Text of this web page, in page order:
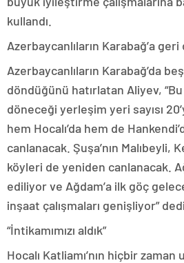
kullandı.
Azerbaycanlıların Karabağ’a
Azerbaycanlıların Karabağ’da
döndüğünü hatırlatan Aliyev,
döneceği yerleşim yeri sayısı
hem Hocalı’da hem de
canlanacak. Şuşa’nın Malıbeyli,
köyleri de yeniden canlanacak.
ediliyor ve Ağdam’a ilk göç
inşaat çalışmaları genişliyor” dedi.
“İntikamımızı aldık”
Hocalı Katliamı’nın hiçbir zaman